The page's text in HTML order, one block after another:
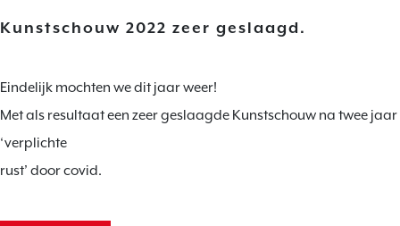
Kunstschouw 2022 zeer geslaagd.
Eindelijk mochten we dit jaar weer!
Met als resultaat een zeer geslaagde Kunstschouw na twee jaar
‘verplichte
rust’ door covid.